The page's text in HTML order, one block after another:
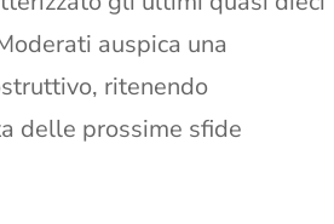
auspica una
ritenendo
delle prossime sfide